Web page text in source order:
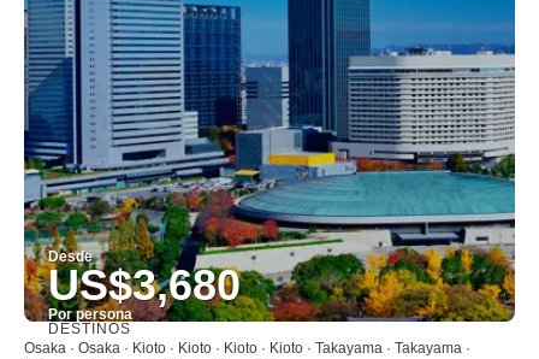
Desde
US$3,680
Por persona
Ver
DESTINOS
Osaka · Osaka · Kioto · Kioto · Kioto · Kioto · Takayama · Takayama ·